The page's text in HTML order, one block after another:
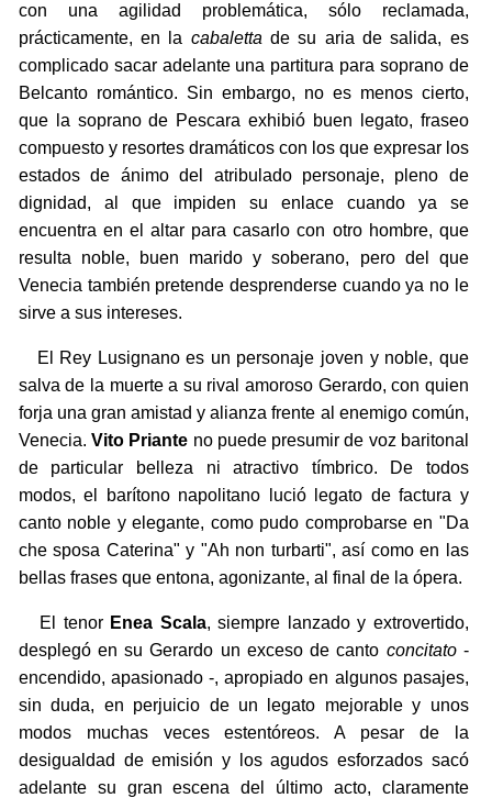
con una agilidad problemática, sólo reclamada,
prácticamente, en la cabaletta de su aria de salida, es
complicado sacar adelante una partitura para soprano de
Belcanto romántico. Sin embargo, no es menos cierto,
que la soprano de Pescara exhibió buen legato, fraseo
compuesto y resortes dramáticos con los que expresar los
estados de ánimo del atribulado personaje, pleno de
dignidad, al que impiden su enlace cuando ya se
encuentra en el altar para casarlo con otro hombre, que
resulta noble, buen marido y soberano, pero del que
Venecia también pretende desprenderse cuando ya no le
sirve a sus intereses.
El Rey Lusignano es un personaje joven y noble, que
salva de la muerte a su rival amoroso Gerardo, con quien
forja una gran amistad y alianza frente al enemigo común,
Venecia.Vito Priante no puede presumir de voz baritonal
de particular belleza ni atractivo tímbrico. De todos
modos, el barítono napolitano lució legato de factura y
canto noble y elegante, como pudo comprobarse en "Da
che sposa Caterina" y "Ah non turbarti", así como en las
bellas frases que entona, agonizante, al final de la ópera.
El tenorEnea Scala, siempre lanzado y extrovertido,
desplegó en su Gerardo un exceso de canto concitato-
encendido, apasionado -, apropiado en algunos pasajes,
sin duda, en perjuicio de un legato mejorable y unos
modos muchas veces estentóreos. A pesar de la
desigualdad de emisión y los agudos esforzados sacó
adelante su gran escena del último acto, claramente